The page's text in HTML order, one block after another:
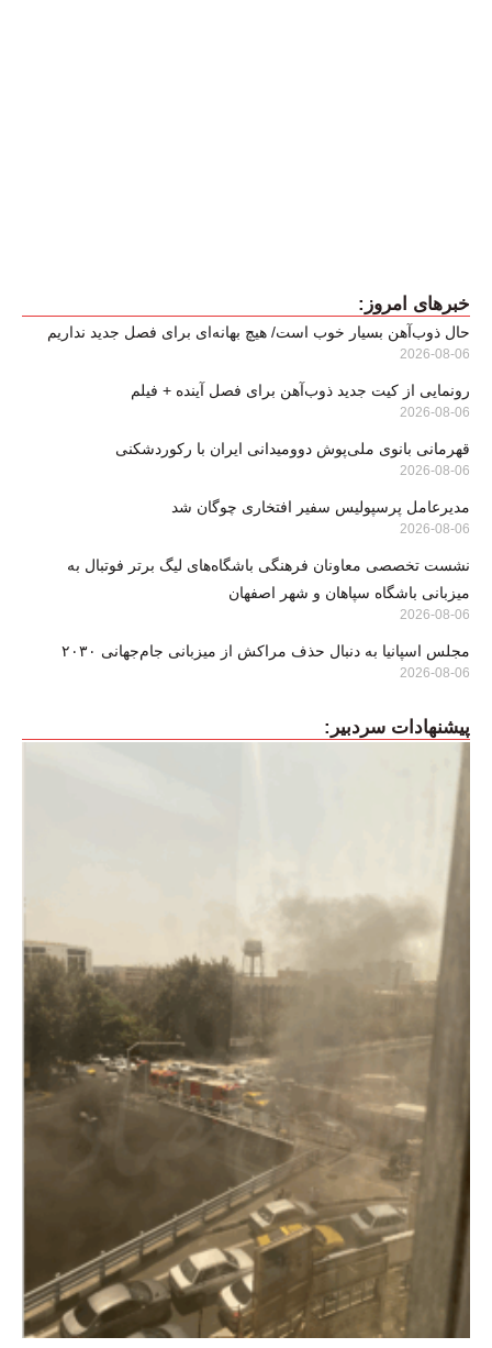
خبرهای امروز:
حال ذوب‌آهن بسیار خوب است/ هیچ بهانه‌ای برای فصل جدید نداریم
2026-08-06
رونمایی از کیت جدید ذوب‌آهن برای فصل آینده + فیلم
2026-08-06
قهرمانی بانوی ملی‌پوش دوومیدانی ایران با رکوردشکنی
2026-08-06
مدیرعامل پرسپولیس سفیر افتخاری چوگان شد
2026-08-06
نشست تخصصی معاونان فرهنگی باشگاه‌های لیگ برتر فوتبال به
میزبانی باشگاه سپاهان و شهر اصفهان
2026-08-06
مجلس اسپانیا به دنبال حذف مراکش از میزبانی جام‌جهانی ۲۰۳۰
2026-08-06
پیشنهادات سردبیر: